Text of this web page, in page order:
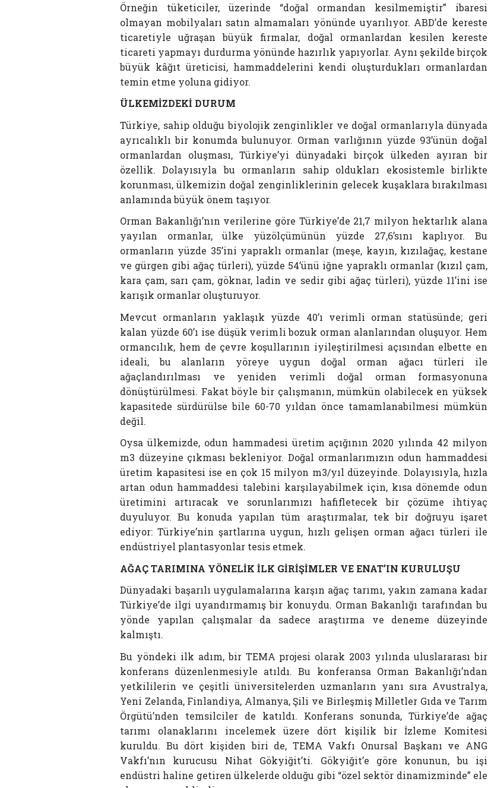
Örneğin tüketiciler, üzerinde “doğal ormandan kesilmemiştir” ibaresi
olmayan mobilyaları satın almamaları yönünde uyarılıyor. ABD’de kereste
ticaretiyle uğraşan büyük firmalar, doğal ormanlardan kesilen kereste
ticareti yapmayı durdurma yönünde hazırlık yapıyorlar. Aynı şekilde birçok
büyük kâğıt üreticisi, hammaddelerini kendi oluşturdukları ormanlardan
temin etme yoluna gidiyor.
ÜLKEMİZDEKİ DURUM
Türkiye, sahip olduğu biyolojik zenginlikler ve doğal ormanlarıyla dünyada
ayrıcalıklı bir konumda bulunuyor. Orman varlığının yüzde 93’ünün doğal
ormanlardan oluşması, Türkiye’yi dünyadaki birçok ülkeden ayıran bir
özellik. Dolayısıyla bu ormanların sahip oldukları ekosistemle birlikte
korunması, ülkemizin doğal zenginliklerinin gelecek kuşaklara bırakılması
anlamında büyük önem taşıyor.
Orman Bakanlığı’nın verilerine göre Türkiye’de 21,7 milyon hektarlık alana
yayılan ormanlar, ülke yüzölçümünün yüzde 27,6’sını kaplıyor. Bu
ormanların yüzde 35’ini yapraklı ormanlar (meşe, kayın, kızılağaç, kestane
ve gürgen gibi ağaç türleri), yüzde 54’ünü iğne yapraklı ormanlar (kızıl çam,
kara çam, sarı çam, göknar, ladin ve sedir gibi ağaç türleri), yüzde 11’ini ise
karışık ormanlar oluşturuyor.
Mevcut ormanların yaklaşık yüzde 40’ı verimli orman statüsünde; geri
kalan yüzde 60’ı ise düşük verimli bozuk orman alanlarından oluşuyor. Hem
ormancılık, hem de çevre koşullarının iyileştirilmesi açısından elbette en
ideali, bu alanların yöreye uygun doğal orman ağacı türleri ile
ağaçlandırılması ve yeniden verimli doğal orman formasyonuna
dönüştürülmesi. Fakat böyle bir çalışmanın, mümkün olabilecek en yüksek
kapasitede sürdürülse bile 60-70 yıldan önce tamamlanabilmesi mümkün
değil.
Oysa ülkemizde, odun hammadesi üretim açığının 2020 yılında 42 milyon
m3 düzeyine çıkması bekleniyor. Doğal ormanlarımızın odun hammaddesi
üretim kapasitesi ise en çok 15 milyon m3/yıl düzeyinde. Dolayısıyla, hızla
artan odun hammaddesi talebini karşılayabilmek için, kısa dönemde odun
üretimini artıracak ve sorunlarımızı hafifletecek bir çözüme ihtiyaç
duyuluyor. Bu konuda yapılan tüm araştırmalar, tek bir doğruyu işaret
ediyor: Türkiye’nin şartlarına uygun, hızlı gelişen orman ağacı türleri ile
endüstriyel plantasyonlar tesis etmek.
AĞAÇ TARIMINA YÖNELİK İLK GİRİŞİMLER VE ENAT’IN KURULUŞU
Dünyadaki başarılı uygulamalarına karşın ağaç tarımı, yakın zamana kadar
Türkiye’de ilgi uyandırmamış bir konuydu. Orman Bakanlığı tarafından bu
yönde yapılan çalışmalar da sadece araştırma ve deneme düzeyinde
kalmıştı.
Bu yöndeki ilk adım, bir TEMA projesi olarak 2003 yılında uluslararası bir
konferans düzenlenmesiyle atıldı. Bu konferansa Orman Bakanlığı’ndan
yetkililerin ve çeşitli üniversitelerden uzmanların yanı sıra Avustralya,
Yeni Zelanda, Finlandiya, Almanya, Şili ve Birleşmiş Milletler Gıda ve Tarım
Örgütü’nden temsilciler de katıldı. Konferans sonunda, Türkiye’de ağaç
tarımı olanaklarını incelemek üzere dört kişilik bir İzleme Komitesi
kuruldu. Bu dört kişiden biri de, TEMA Vakfı Onursal Başkanı ve ANG
Vakfı’nın kurucusu Nihat Gökyiğit’ti. Gökyiğit’e göre konunun, bu işi
endüstri haline getiren ülkelerde olduğu gibi “özel sektör dinamizminde” ele